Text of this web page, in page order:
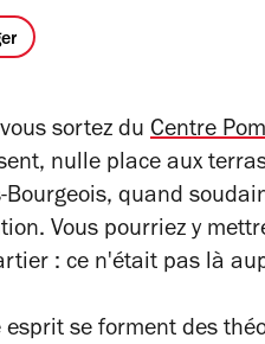
sortez du Centre
nulle place aux
Bourgeois, quand
Vous pourriez y
: ce n'était pas là
esprit se forment des